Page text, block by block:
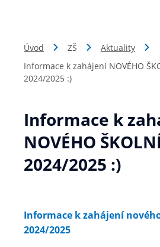
Úvod ZŠ
Aktuality
Informace k zahájení NOVÉHO
2024/2025 :)
Informace k
NOVÉHO
2024/2025 :)
Informace k zahájení
2024/2025